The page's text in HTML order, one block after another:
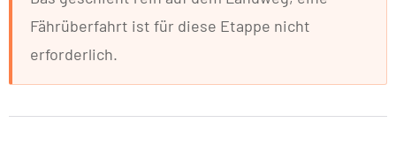
Fährüberfahrt ist für diese Etappe nicht
erforderlich.